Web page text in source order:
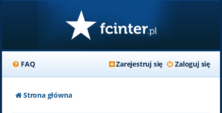
FAQ Zaloguj się
Zarejestruj się
Strona główna